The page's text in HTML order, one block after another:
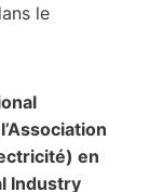
le
en
Industry